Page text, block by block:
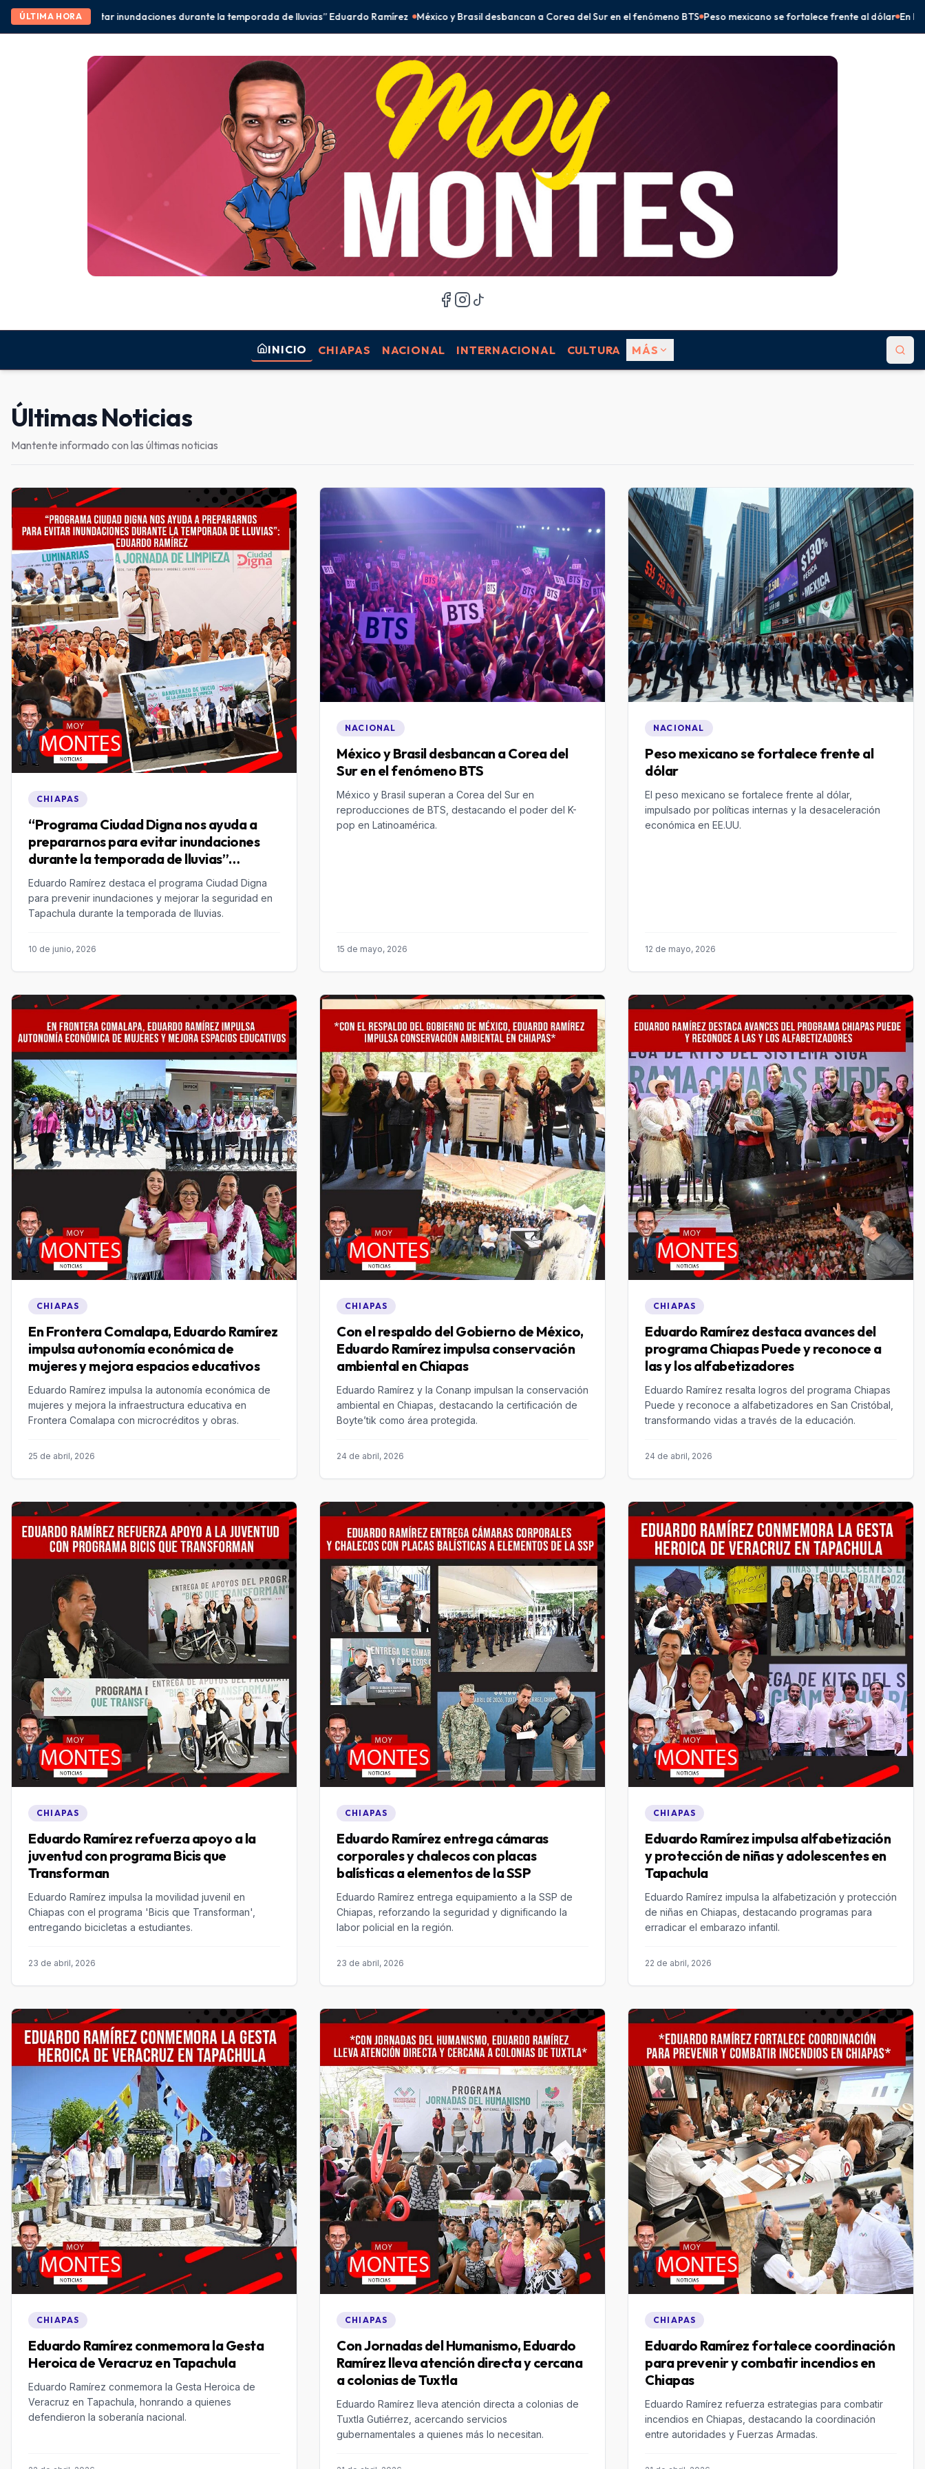
ÚLTIMA HORA
durante la temporada de lluvias” Eduardo Ramírez México y Brasil desbancan a Corea del Sur en el fenómeno BTS Peso mexicano se fortalece frente al dólar En Frontera Comalapa, Eduardo
INICIO CHIAPAS NACIONAL INTERNACIONAL CULTURA MÁS
Últimas Noticias
Mantente informado con las últimas noticias
CHIAPAS
“Programa Ciudad Digna nos ayuda a
prepararnos para evitar inundaciones
durante la temporada de lluvias”
Eduardo Ramírez destaca el programa Ciudad Digna
para prevenir inundaciones y mejorar la seguridad en
Tapachula durante la temporada de lluvias.
10 de junio, 2026
NACIONAL
México y Brasil desbancan a Corea del
Sur en el fenómeno BTS
México y Brasil superan a Corea del Sur en
reproducciones de BTS, destacando el poder del K-
pop en Latinoamérica.
15 de mayo, 2026
NACIONAL
Peso mexicano se fortalece frente al
dólar
El peso mexicano se fortalece frente al dólar,
impulsado por políticas internas y la desaceleración
económica en EE.UU.
12 de mayo, 2026
CHIAPAS
En Frontera Comalapa, Eduardo Ramírez
impulsa autonomía económica de
mujeres y mejora espacios educativos
Eduardo Ramírez impulsa la autonomía económica de
mujeres y mejora la infraestructura educativa en
Frontera Comalapa con microcréditos y obras.
25 de abril, 2026
CHIAPAS
Con el respaldo del Gobierno de México,
Eduardo Ramírez impulsa conservación
ambiental en Chiapas
Eduardo Ramírez y la Conanp impulsan la conservación
ambiental en Chiapas, destacando la certificación de
Boyte’tik como área protegida.
24 de abril, 2026
CHIAPAS
Eduardo Ramírez destaca avances del
programa Chiapas Puede y reconoce a
Eduardo Ramírez resalta logros del programa Chiapas
Puede y reconoce a alfabetizadores en San Cristóbal,
transformando vidas a través de la educación.
24 de abril, 2026
CHIAPAS
Eduardo Ramírez refuerza apoyo a la
juventud con programa Bicis que
Transforman
Eduardo Ramírez impulsa la movilidad juvenil en
Chiapas con el programa 'Bicis que Transforman',
entregando bicicletas a estudiantes.
23 de abril, 2026
CHIAPAS
Eduardo Ramírez entrega cámaras
corporales y chalecos con placas
balísticas a elementos de la SSP
Eduardo Ramírez entrega equipamiento a la SSP de
Chiapas, reforzando la seguridad y dignificando la
labor policial en la región.
23 de abril, 2026
CHIAPAS
Eduardo Ramírez impulsa alfabetización
y protección de niñas y adolescentes en
Tapachula
Eduardo Ramírez impulsa la alfabetización y protección
de niñas en Chiapas, destacando programas para
erradicar el embarazo infantil.
22 de abril, 2026
CHIAPAS
Eduardo Ramírez conmemora la Gesta
Eduardo Ramírez conmemora la Gesta Heroica de
Veracruz en Tapachula, honrando a quienes
defendieron la soberanía nacional.
CHIAPAS
Con Jornadas del Humanismo, Eduardo
Ramírez lleva atención directa y cercana
a colonias de Tuxtla
Eduardo Ramírez lleva atención directa a colonias de
Tuxtla Gutiérrez, acercando servicios
gubernamentales a quienes más lo necesitan.
CHIAPAS
Eduardo Ramírez fortalece coordinación
para prevenir y combatir incendios en
Chiapas
Eduardo Ramírez refuerza estrategias para combatir
incendios en Chiapas, destacando la coordinación
entre autoridades y Fuerzas Armadas.